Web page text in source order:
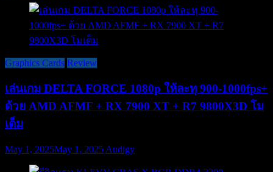
Graphics Cards Review
เล่นเกม DELTA FORCE 1080p ให้ละทุ 900-1000fps+
ด้วย AMD AFMF + RX 7900 XT + R7 9800X3D โม
เต็ม
May 1, 2025May 1, 2025 Audigy